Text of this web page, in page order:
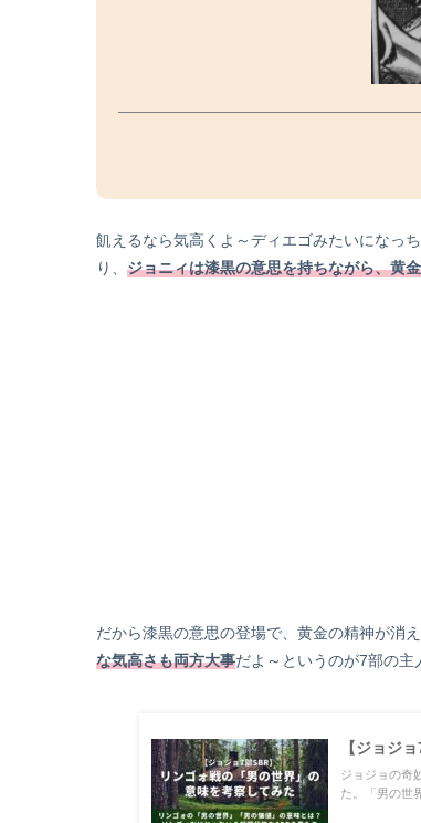
飢えるなら気高くよ～ディエゴみたいになっ
り、 ジョニィは漆黒の意思を持ちながら、黄
だから漆黒の意思の登場で、黄金の精神が消
な気高さも両方大事だよ～というのが7部の
【ジョジ
ジョジョの奇
た。「男の世